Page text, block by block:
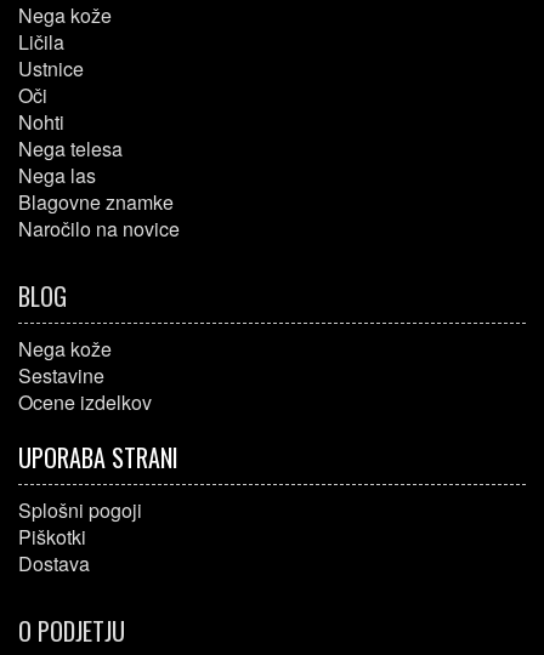
Nega kože
Ličila
Ustnice
Oči
Nohti
Nega telesa
Nega las
Blagovne znamke
Naročilo na novice
BLOG
Nega kože
Sestavine
Ocene izdelkov
UPORABA STRANI
Splošni pogoji
Piškotki
Dostava
O PODJETJU